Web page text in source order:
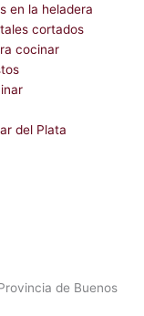
en la heladera
cortados
cocinar
del Plata
de Buenos